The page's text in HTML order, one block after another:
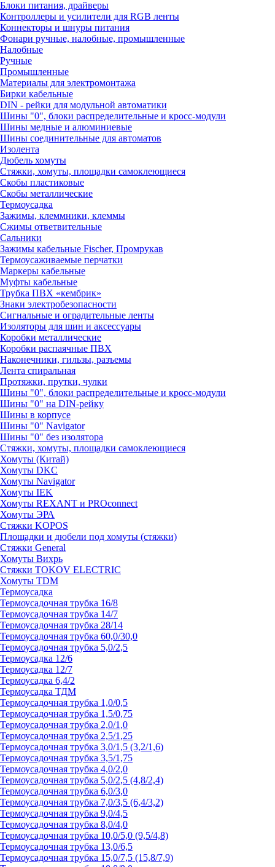
Блоки питания, драйверы
Контроллеры и усилители для RGB ленты
Коннекторы и шнуры питания
Фонари ручные, налобные, промышленные
Налобные
Ручные
Промышленные
Материалы для электромонтажа
Бирки кабельные
DIN - рейки для модульной автоматики
Шины "0", блоки распределительные и кросс-модули
Шины медные и алюминиевые
Шины соединительные для автоматов
Изолента
Дюбель хомуты
Стяжки, хомуты, площадки самоклеющиеся
Скобы пластиковые
Скобы металлические
Термоусадка
Зажимы, клеммники, клеммы
Сжимы ответвительные
Сальники
Зажимы кабельные Fischer, Промрукав
Термоусаживаемые перчатки
Маркеры кабельные
Муфты кабельные
Трубка ПВХ «кембрик»
Знаки электробезопасности
Сигнальные и оградительные ленты
Изоляторы для шин и аксессуары
Коробки металлические
Коробки распаячные ПВХ
Наконечники, гильзы, разъемы
Лента спиральная
Протяжки, прутки, чулки
Шины "0", блоки распределительные и кросс-модули
Шины "0" на DIN-рейку
Шины в корпусе
Шины "0" Navigator
Шины "0" без изолятора
Стяжки, хомуты, площадки самоклеющиеся
Хомуты (Китай)
Хомуты DKC
Хомуты Navigator
Хомуты IEK
Хомуты REXANT и PROconnect
Хомуты ЭРА
Стяжки KOPOS
Площадки и дюбели под хомуты (стяжки)
Стяжки General
Хомуты Вихрь
Стяжки TOKOV ELECTRIC
Хомуты TDM
Термоусадка
Термоусадочная трубка 16/8
Термоусадочная трубка 14/7
Термоусадочная трубка 28/14
Термоусадочная трубка 60,0/30,0
Термоусадочная трубка 5,0/2,5
Термоусадка 12/6
Термоусадка 12/7
Термоусадка 6,4/2
Термоусадка ТДМ
Термоусадочная трубка 1,0/0,5
Термоусадочная трубка 1,5/0,75
Термоусадочная трубка 2,0/1,0
Термоусадочная трубка 2,5/1,25
Термоусадочная трубка 3,0/1,5 (3,2/1,6)
Термоусадочная трубка 3,5/1,75
Термоусадочная трубка 4,0/2,0
Термоусадочная трубка 5,0/2,5 (4,8/2,4)
Термоусадочная трубка 6,0/3,0
Термоусадочная трубка 7,0/3,5 (6,4/3,2)
Термоусадочная трубка 9,0/4,5
Термоусадочная трубка 8,0/4,0
Термоусадочная трубка 10,0/5,0 (9,5/4,8)
Термоусадочная трубка 13,0/6,5
Термоусадочная трубка 15,0/7,5 (15,8/7,9)